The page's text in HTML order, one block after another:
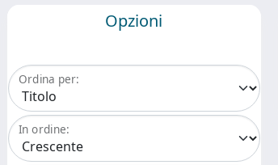
Opzioni
Ordina per:
In ordine: